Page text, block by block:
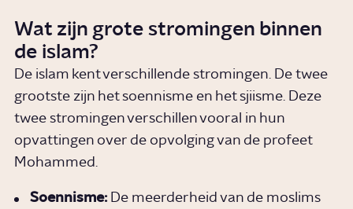
Wat zijn grote stromingen binnen
de islam?
De islam kent verschillende stromingen. De twee
grootste zijn het soennisme en het sjiisme. Deze
twee stromingen verschillen vooral in hun
opvattingen over de opvolging van de profeet
Mohammed.
Soennisme:De meerderheid van de moslims